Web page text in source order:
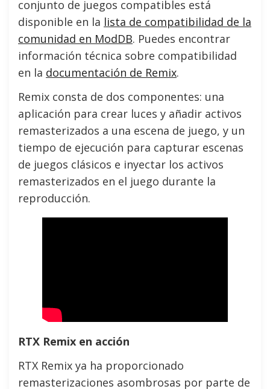
conjunto de juegos compatibles está
disponible en la lista de compatibilidad de la
comunidad en ModDB. Puedes encontrar
información técnica sobre compatibilidad
en la documentación de Remix.
Remix consta de dos componentes: una
aplicación para crear luces y añadir activos
remasterizados a una escena de juego, y un
tiempo de ejecución para capturar escenas
de juegos clásicos e inyectar los activos
remasterizados en el juego durante la
reproducción.
RTX Remix en acción
RTX Remix ya ha proporcionado
remasterizaciones asombrosas por parte de